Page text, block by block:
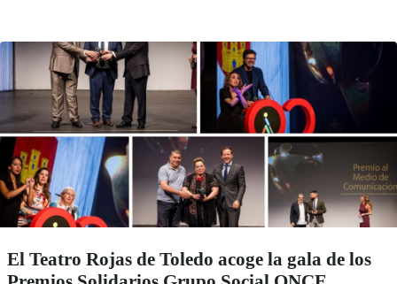
El Teatro Rojas de Toledo acoge la gala de los